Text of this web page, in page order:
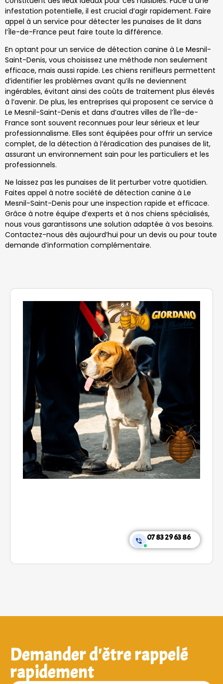
infestation potentielle, il est crucial d’agir rapidement. Faire
appel à un service pour détecter les punaises de lit dans
l’Île-de-France peut faire toute la différence.
En optant pour un service de détection canine à Le Mesnil-
Saint-Denis, vous choisissez une méthode non seulement
efficace, mais aussi rapide. Les chiens renifleurs permettent
d’identifier les problèmes avant qu’ils ne deviennent
ingérables, évitant ainsi des coûts de traitement plus élevés
à l’avenir. De plus, les entreprises qui proposent ce service à
Le Mesnil-Saint-Denis et dans d’autres villes de l’Île-de-
France sont souvent reconnues pour leur sérieux et leur
professionnalisme. Elles sont équipées pour offrir un service
complet, de la détection à l’éradication des punaises de lit,
assurant un environnement sain pour les particuliers et les
professionnels.
Ne laissez pas les punaises de lit perturber votre quotidien.
Faites appel à notre société de détection canine à Le
Mesnil-Saint-Denis pour une inspection rapide et efficace.
Grâce à notre équipe d’experts et à nos chiens spécialisés,
nous vous garantissons une solution adaptée à vos besoins.
Contactez-nous dès aujourd’hui pour un devis ou pour toute
demande d’information complémentaire.
07 83 29 63 86
Demander d'être rappelé
rapidement